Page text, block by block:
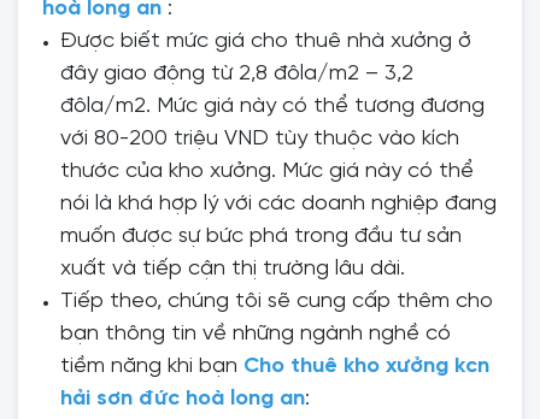
hoà long an :
Được biết mức giá cho thuê nhà xưởng ở
đây giao động từ 2,8 đôla/m2 – 3,2
đôla/m2. Mức giá này có thể tương đương
với 80-200 triệu VND tùy thuộc vào kích
thước của kho xưởng. Mức giá này có thể
nói là khá hợp lý với các doanh nghiệp đang
muốn được sự bức phá trong đầu tư sản
xuất và tiếp cận thị trường lâu dài.
Tiếp theo, chúng tôi sẽ cung cấp thêm cho
bạn thông tin về những ngành nghề có
tiềm năng khi bạn Cho thuê kho xưởng kcn
hải sơn đức hoà long an: